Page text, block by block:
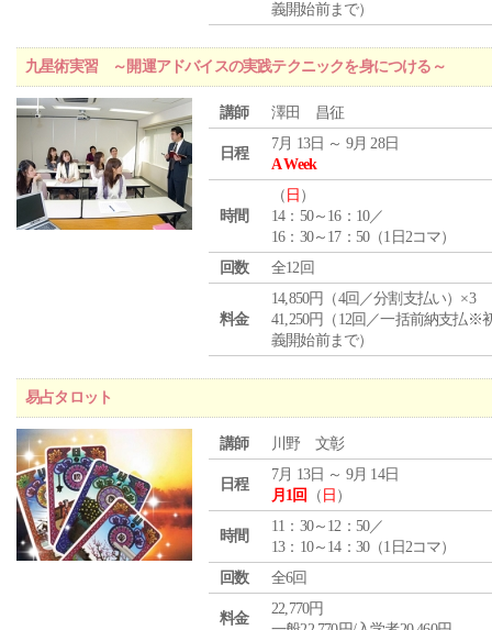
義開始前まで）
九星術実習 ～開運アドバイスの実践テクニックを身につける～
講師 澤田 昌征
日程
7月 13日 ～ 9月 28日
A Week
時間
（ 日 ）
14：50～16：10／
16：30～17：50（1日2コマ）
回数
全12回
料金
14,850円（4回／分割支払い）×3
41,250円（12回／一括前納支払※
義開始前まで）
易占タロット
講師 川野 文彰
日程
7月 13日 ～ 9月 14日
月1回
（ 日 ）
時間
11：30～12：50／
13：10～14：30（1日2コマ）
回数
全6回
料金
22,770円